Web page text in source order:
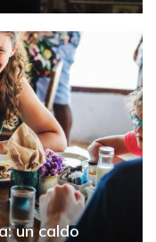
un caldo